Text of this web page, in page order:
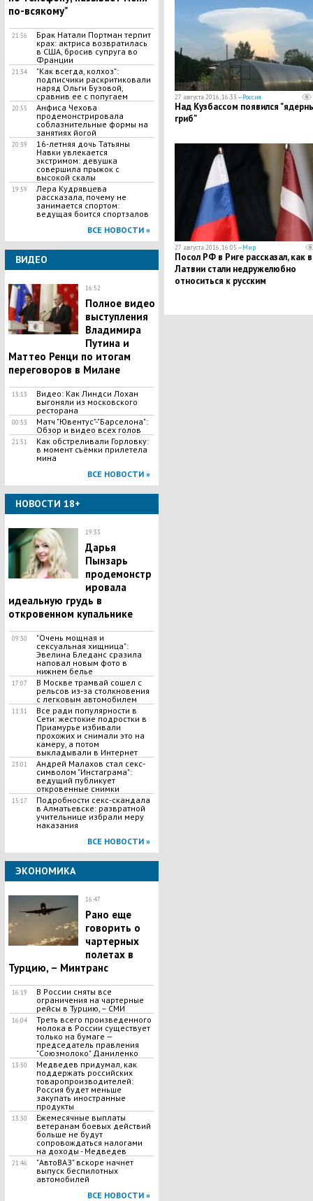
по-всякому"
21:56
Брак Натали Портман терпит
крах: актриса возвратилась
в США, бросив супруга во
Франции
21:34
"Как всегда, колхоз":
подписчики раскритиковали
наряд Ольги Бузовой,
сравнив ее с попугаем
20:55
Анфиса Чехова
продемонстрировала
соблазнительные формы на
занятиях йогой
20:39
16-летняя дочь Татьяны
Навки увлекается
экстримом: девушка
совершила прыжок с
высокой скалы
19:59
Лера Кудрявцева
рассказала, почему не
занимается спортом:
ведущая боится спортзалов
ВСЕ НОВОСТИ »
ВИДЕО
16:52
Полное видео
выступления
Владимира
Путина и
Маттео Ренци по итогам
переговоров в Милане
13:13
Видео: Как Линдси Лохан
выгоняли из московского
ресторана
00:53
Матч "Ювентус"-"Барселона":
Обзор и видео всех голов
21:51
Как обстреливали Горловку:
в момент съёмки прилетела
мина
ВСЕ НОВОСТИ »
НОВОСТИ 18+
19:33
Дарья
Пынзарь
продемонстр
ировала
идеальную грудь в
откровенном купальнике
09:30
"Очень мощная и
сексуальная хищница":
Эвелина Бледанс сразила
наповал новым фото в
нижнем белье
17:07
В Москве трамвай сошел с
рельсов из-за столкновения
с легковым автомобилем
11:31
Все ради популярности в
Сети: жестокие подростки в
Приамурье избивали
прохожих и снимали это на
камеру, а потом
выкладывали в Интернет
23:01
Андрей Малахов стал секс-
символом "Инстаграма":
ведущий публикует
откровенные снимки
15:17
Подробности секс-скандала
в Алматьевске: развратной
учительнице избрали меру
наказания
ВСЕ НОВОСТИ »
ЭКОНОМИКА
16:47
Рано еще
говорить о
чартерных
полетах в
Турцию, – Минтранс
16:19
В России сняты все
ограничения на чартерные
рейсы в Турцию, – СМИ
16:04
Треть всего произведенного
молока в России существует
только на бумаге —
председатель правления
"Союзмолоко" Даниленко
13:50
Медведев придумал, как
поддержать российских
товаропроизводителей:
Россия будет меньше
закупать иностранные
продукты
13:30
Ежемесячные выплаты
ветеранам боевых действий
больше не будут
сопровождаться налогами
на доходы - Медведев
21:46
"АвтоВАЗ" вскоре начнет
выпуск беспилотных
автомобилей
ВСЕ НОВОСТИ »
27 августа 2016, 16:33 —Россия
Над Кузбассом появился
гриб"
27 августа 2016, 16:05 —Мир
Посол РФ в Риге рассказал, как в
Латвии стали недружелюбно
относиться к русским